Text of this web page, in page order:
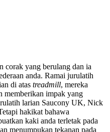
corak yang berulang dan ia
anda. Ramai jurulatih
di atas treadmill, mereka
memberikan impak yang
larian Saucony UK, Nick
hakikat bahawa
kaki anda terletak pada
menumpukan tekanan pada